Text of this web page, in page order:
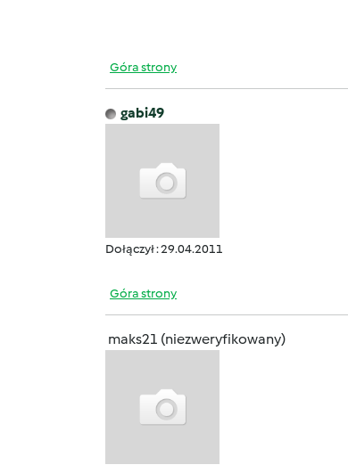
Góra strony
gabi49
Dołączył : 29.04.2011
Góra strony
maks21 (niezweryfikowany)